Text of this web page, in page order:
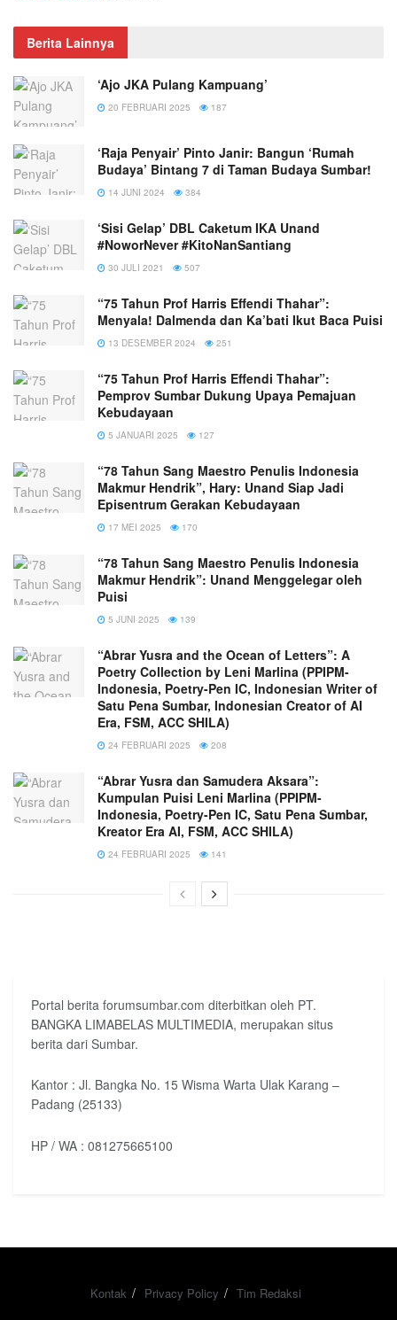
Berita Lainnya
‘Ajo JKA Pulang Kampuang’
20 FEBRUARI 2025 187
‘Raja Penyair’ Pinto Janir: Bangun ‘Rumah
Budaya’ Bintang 7 di Taman Budaya Sumbar!
14 JUNI 2024 384
‘Sisi Gelap’ DBL Caketum IKA Unand
#NoworNever #KitoNanSantiang
30 JULI 2021 507
“75 Tahun Prof Harris Effendi Thahar”:
Menyala! Dalmenda dan Ka’bati Ikut Baca Puisi
13 DESEMBER 2024 251
“75 Tahun Prof Harris Effendi Thahar”:
Pemprov Sumbar Dukung Upaya Pemajuan
Kebudayaan
5 JANUARI 2025 127
“78 Tahun Sang Maestro Penulis Indonesia
Makmur Hendrik”, Hary: Unand Siap Jadi
Episentrum Gerakan Kebudayaan
17 MEI 2025 170
“78 Tahun Sang Maestro Penulis Indonesia
Makmur Hendrik”: Unand Menggelegar oleh
Puisi
5 JUNI 2025 139
“Abrar Yusra and the Ocean of Letters”: A
Poetry Collection by Leni Marlina (PPIPM-
Indonesia, Poetry-Pen IC, Indonesian Writer of
Satu Pena Sumbar, Indonesian Creator of AI
Era, FSM, ACC SHILA)
24 FEBRUARI 2025 208
“Abrar Yusra dan Samudera Aksara”:
Kumpulan Puisi Leni Marlina (PPIPM-
Indonesia, Poetry-Pen IC, Satu Pena Sumbar,
Kreator Era AI, FSM, ACC SHILA)
24 FEBRUARI 2025 141
Portal berita forumsumbar.com diterbitkan oleh PT.
BANGKA LIMABELAS MULTIMEDIA, merupakan situs
berita dari Sumbar.
Kantor : Jl. Bangka No. 15 Wisma Warta Ulak Karang –
Padang (25133)
HP / WA : 081275665100
Kontak Privacy Policy Tim Redaksi